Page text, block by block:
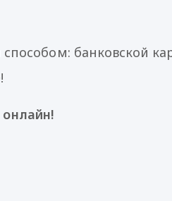
банковской
онлайн!